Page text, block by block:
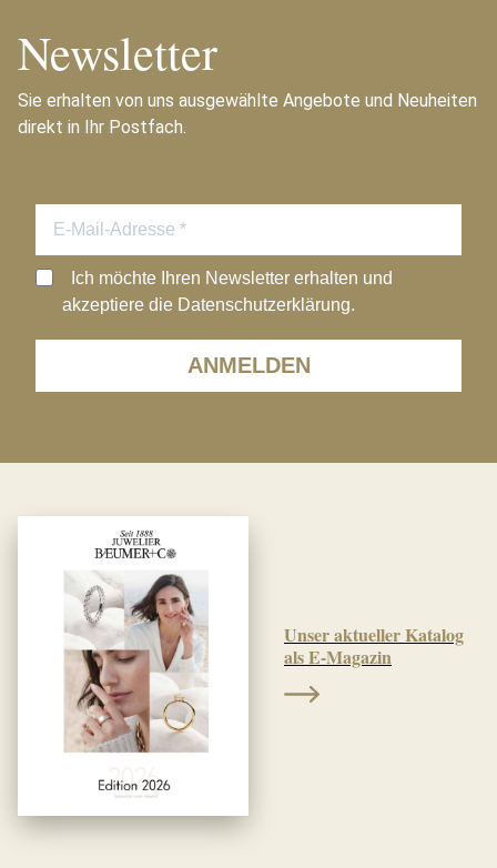
Newsletter
Sie erhalten von uns ausgewählte Angebote und Neuheiten
direkt in Ihr Postfach.
ANMELDEN
Ich möchte Ihren Newsletter erhalten und
akzeptiere die Datenschutzerklärung.
Unser aktueller Katalog
als E-Magazin